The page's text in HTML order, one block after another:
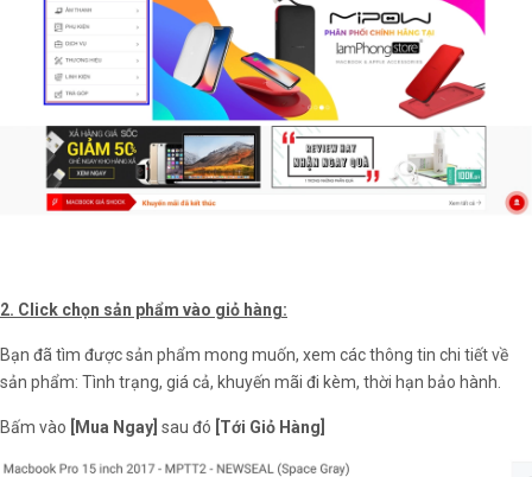
2. Click chọn sản phẩm vào giỏ hàng:
Bạn đã tìm được sản phẩm mong muốn, xem các thông tin chi tiết về
sản phẩm: Tình trạng, giá cả, khuyến mãi đi kèm, thời hạn bảo hành.
Bấm vào [Mua Ngay] sau đó [Tới Giỏ Hàng]